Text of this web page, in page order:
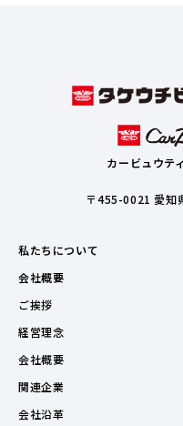
カービュウテ
〒455-0021 愛知
私たちについて
会社概要
ご挨拶
経営理念
会社概要
関連企業
会社沿革